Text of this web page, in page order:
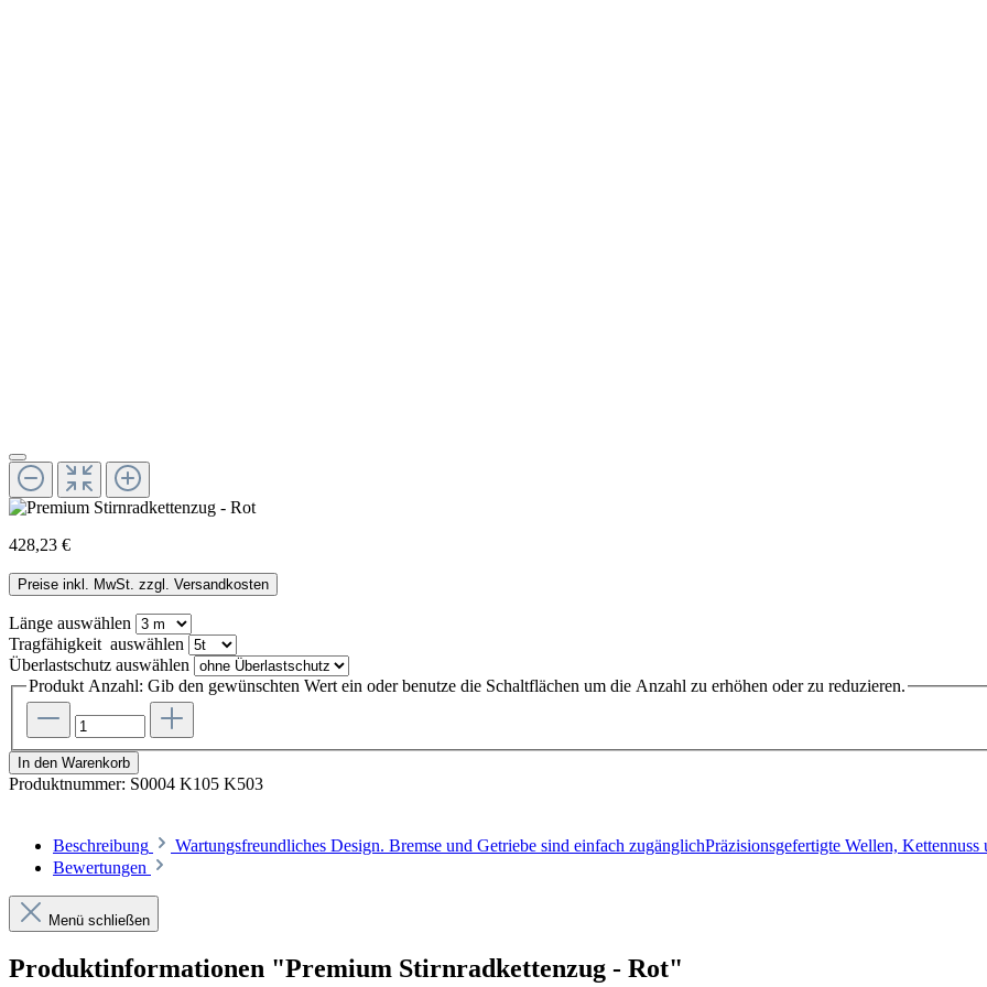
428,23 €
Preise inkl. MwSt. zzgl. Versandkosten
Länge auswählen
Tragfähigkeit auswählen
Überlastschutz auswählen
Produkt Anzahl: Gib den gewünschten Wert ein oder benutze die Schaltflächen um die Anzahl zu erhöhen oder zu reduzieren.
In den Warenkorb
Produktnummer: S0004 K105 K503
Beschreibung Wartungsfreundliches Design. Bremse und Getriebe sind einfach zugänglichPräzisionsgefertigte Wellen,
Bewertungen
Menü schließen
Produktinformationen "Premium Stirnradkettenzug - Rot"